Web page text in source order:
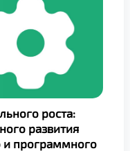
роста:
развития
и программного